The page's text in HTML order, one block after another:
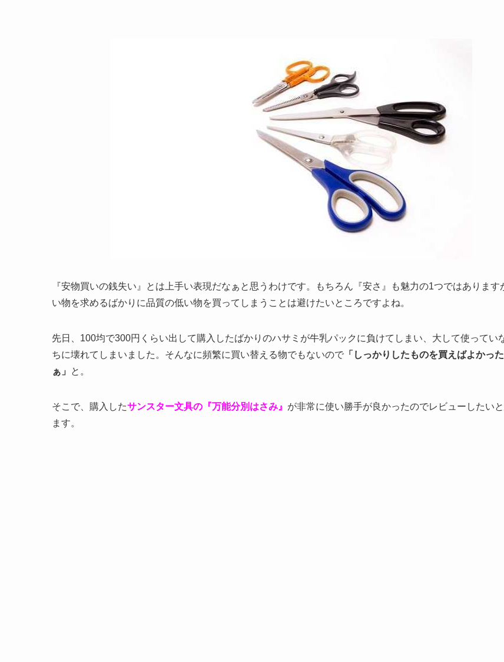
『安物買いの銭失い』とは上手い表現だなぁと思うわけです。もちろん『安さ』も魅力の1つではあります
い物を求めるばかりに品質の低い物を買ってしまうことは避けたいところですよね。
先日、100均で300円くらい出して購入したばかりのハサミが牛乳パックに負けてしまい、大して使ってい
ちに壊れてしまいました。そんなに頻繁に買い替える物でもないので 「しっかりしたものを買えばよかっ
ぁ」
と。
そこで、購入したサンスター文具の『万能分別はさみ』 が非常に使い勝手が良かったのでレビューしたい
ます。